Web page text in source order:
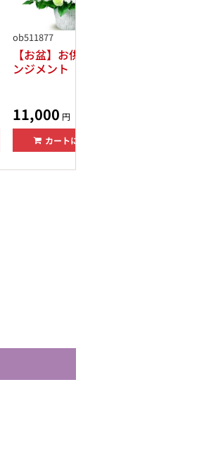
ob511877
【お盆】お供えのアレ
ンジメント
11,000 円（税込）
カートに入れる